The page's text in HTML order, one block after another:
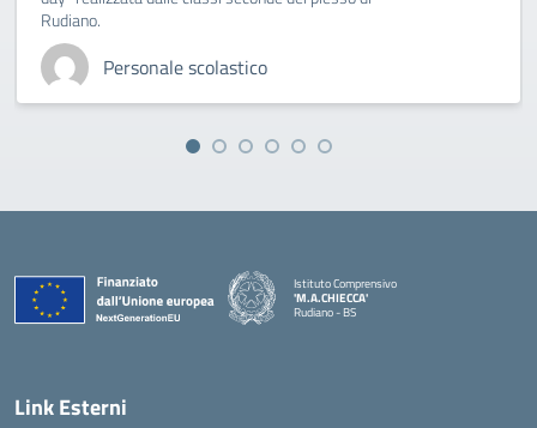
Rudiano.
Personale scolastico
Istituto Comprensivo
'M.A.CHIECCA'
Rudiano - BS
Link Esterni